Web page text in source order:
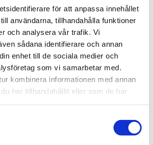
för att anpassa innehållet
användarna, tillhandahålla funktioner
och analysera vår trafik. Vi
sådana identifierare och annan
enhet till de sociala medier och
som vi samarbetar med.
kombinera informationen med annan
har tillhandahållit eller som de har
en lärande
med APL
elever handlar om mer än att
För GTS Frakt är det ett sätt
utveckling och samtidigt
där erfarenhet och kunskap
generationer.Som personalchef
Carlsson bland annat med
nya vägar för att möta företagets
där APL har blivit en